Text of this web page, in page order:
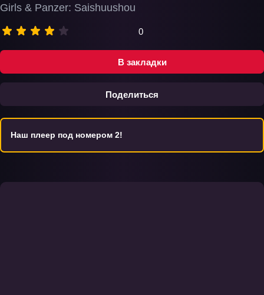
В закладки
Поделиться
Girls & Panzer: Saishuushou
0
Наш плеер под номером 2!